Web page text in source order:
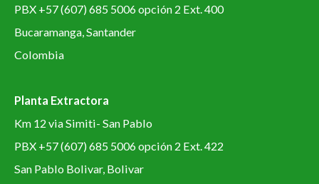
PBX +57 (607) 685 5006 opción 2 Ext. 400
Bucaramanga, Santander
Colombia
Planta Extractora
Km 12 via Simiti- San Pablo
PBX +57 (607) 685 5006 opción 2 Ext. 422
San Pablo Bolivar, Bolivar